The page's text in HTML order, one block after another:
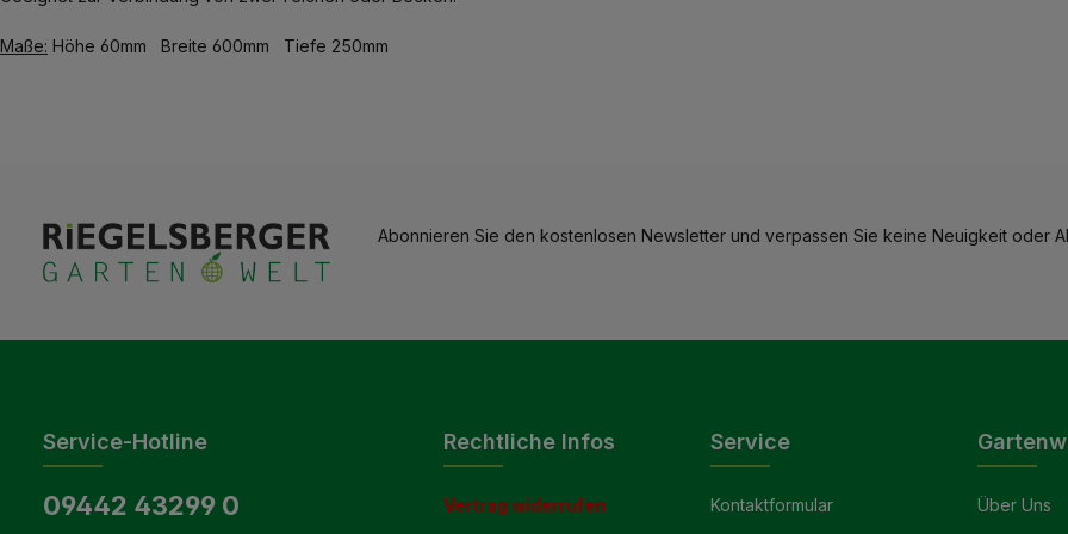
Maße: Höhe 60mm Breite 600mm Tiefe 250mm
Abonnieren Sie den kostenlosen Newsletter und verpassen Sie keine Neuigkeit oder
Service-Hotline
09442 43299 0
Rechtliche Infos
Vertrag widerrufen
Service
Kontaktformular
Über Uns